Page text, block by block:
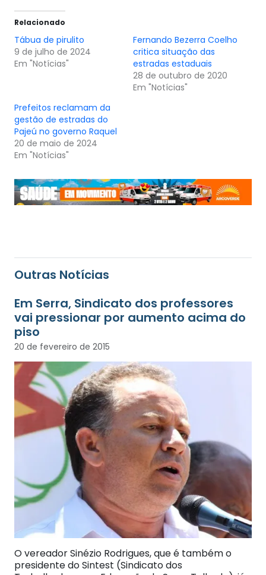
Relacionado
Tábua de pirulito
9 de julho de 2024
Em "Notícias"
Fernando Bezerra Coelho
critica situação das
estradas estaduais
28 de outubro de 2020
Em "Notícias"
Prefeitos reclamam da
gestão de estradas do
Pajeú no governo Raquel
20 de maio de 2024
Em "Notícias"
Outras Notícias
Em Serra, Sindicato dos professores
vai pressionar por aumento acima do
piso
20 de fevereiro de 2015
O vereador Sinézio Rodrigues, que é também o
presidente do Sintest (Sindicato dos